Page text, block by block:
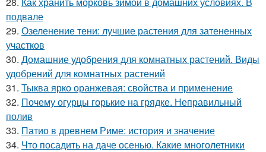
подвале
29. Озеленение тени: лучшие растения для затененных
участков
30. Домашние удобрения для комнатных растений. Виды
удобрений для комнатных растений
31. Тыква ярко оранжевая: свойства и применение
32. Почему огурцы горькие на грядке. Неправильный
полив
33. Патио в древнем Риме: история и значение
34. Что посадить на даче осенью. Какие многолетники